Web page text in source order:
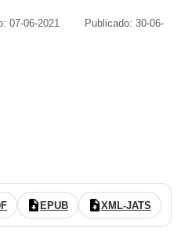
07-06-2021
Publicado: 30-06-
continua: enero-junio)
abiertoEPUB XML-JATS